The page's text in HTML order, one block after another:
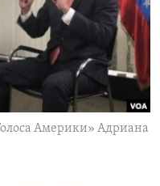
Америки» Адриана